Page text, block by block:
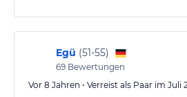
sehr gut und auch über die
konnten wir uns nie
Egü (51-55)
69 Bewertungen
Vor 8 Jahren • Verreist als Paar im Juli